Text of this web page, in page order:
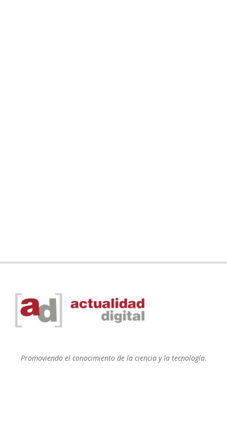
Promoviendo el conocimiento de la ciencia y la tecnología.